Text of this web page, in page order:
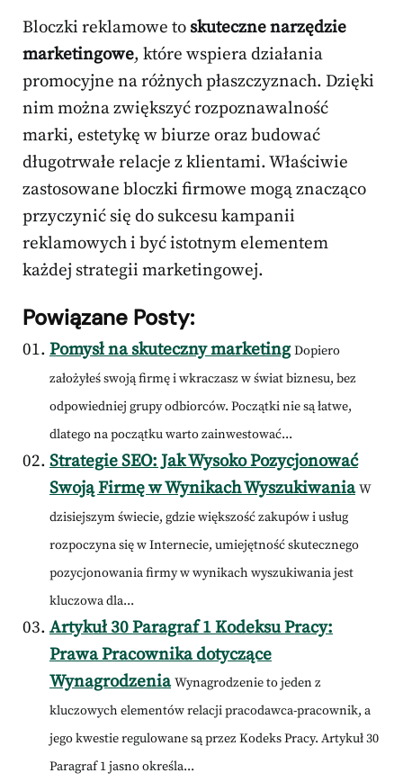
Bloczki reklamowe to skuteczne narzędzie
marketingowe, które wspiera działania
promocyjne na różnych płaszczyznach. Dzięki
nim można zwiększyć rozpoznawalność
marki, estetykę w biurze oraz budować
długotrwałe relacje z klientami. Właściwie
zastosowane bloczki firmowe mogą znacząco
przyczynić się do sukcesu kampanii
reklamowych i być istotnym elementem
każdej strategii marketingowej.
Powiązane Posty:
Pomysł na skuteczny marketing Dopiero
założyłeś swoją firmę i wkraczasz w świat biznesu, bez
odpowiedniej grupy odbiorców. Początki nie są łatwe,
dlatego na początku warto zainwestować...
Strategie SEO: Jak Wysoko Pozycjonować
Swoją Firmę w Wynikach Wyszukiwania W
dzisiejszym świecie, gdzie większość zakupów i usług
rozpoczyna się w Internecie, umiejętność skutecznego
pozycjonowania firmy w wynikach wyszukiwania jest
kluczowa dla...
Artykuł 30 Paragraf 1 Kodeksu Pracy:
Prawa Pracownika dotyczące
Wynagrodzenia Wynagrodzenie to jeden z
kluczowych elementów relacji pracodawca-pracownik, a
jego kwestie regulowane są przez Kodeks Pracy. Artykuł 30
Paragraf 1 jasno określa...